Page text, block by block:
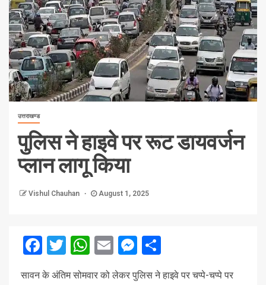
उत्तराखण्ड
पुलिस ने हाइवे पर रूट डायवर्जन
प्लान लागू किया
Vishul Chauhan August 1, 2025
Facebook
Twitter
WhatsApp
EmailMessenger
सावन के अंतिम सोमवार को लेकर पुलिस ने हाइवे पर चप्पे-चप्पे पर